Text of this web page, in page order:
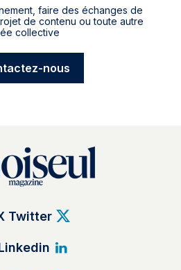
faire des échanges de
de contenu ou toute autre
collective
nous
Twitter